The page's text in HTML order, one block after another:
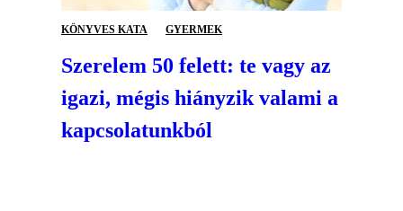
KÖNYVES KATA GYERMEK
Szerelem 50 felett: te vagy az
igazi, mégis hiányzik valami a
kapcsolatunkból